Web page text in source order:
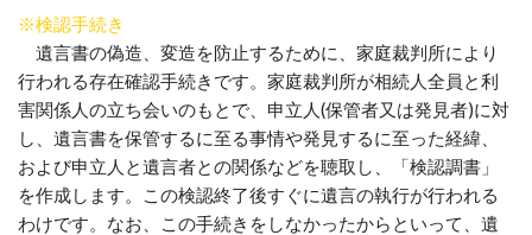
※検認手続き
遺言書の偽造、変造を防止するために、家庭裁判所により
行われる存在確認手続きです。家庭裁判所が相続人全員と利
害関係人の立ち会いのもとで、申立人(保管者又は発見者)に対
し、遺言書を保管するに至る事情や発見するに至った経緯、
および申立人と遺言者との関係などを聴取し、「検認調書」
を作成します。この検認終了後すぐに遺言の執行が行われる
わけです。なお、この手続きをしなかったからといって、遺